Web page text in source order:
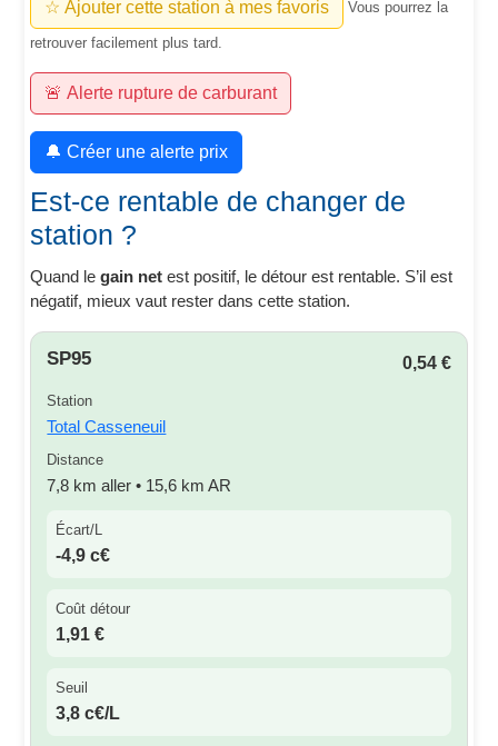
☆ Ajouter cette station à mes favoris Vous pourrez la
retrouver facilement plus tard.
🚨 Alerte rupture de carburant
🔔 Créer une alerte prix
Est-ce rentable de changer de
station ?
Quand legain net est positif, le détour est rentable. S’il est
négatif, mieux vaut rester dans cette station.
SP95 0,54 €
Station
Total Casseneuil
Distance
7,8 km aller • 15,6 km AR
Écart/L
-4,9 c€
Coût détour
1,91 €
Seuil
3,8 c€/L